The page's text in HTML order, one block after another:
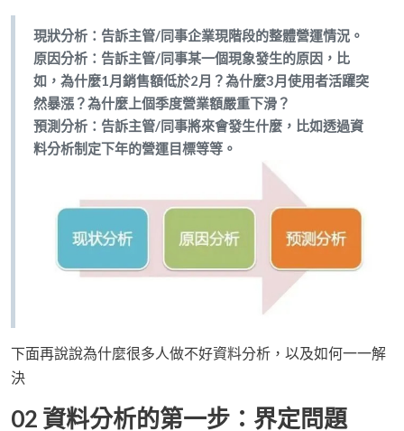
現狀分析：告訴主管/同事企業現階段的整體營運情況。
原因分析：告訴主管/同事某一個現象發生的原因，比
如，為什麼1月銷售額低於2月？為什麼3月使用者活躍突
然暴漲？為什麼上個季度營業額嚴重下滑？
預測分析：告訴主管/同事將來會發生什麼，比如透過資
料分析制定下年的營運目標等等。
下面再說說為什麼很多人做不好資料分析，以及如何一一解
決
02 資料分析的第一步：界定問題